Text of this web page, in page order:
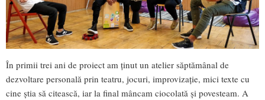
În primii trei ani de proiect am ținut un atelier săptămânal de
dezvoltare personală prin teatru, jocuri, improvizație, mici texte cu
cine știa să citească, iar la final mâncam ciocolată și povesteam. A